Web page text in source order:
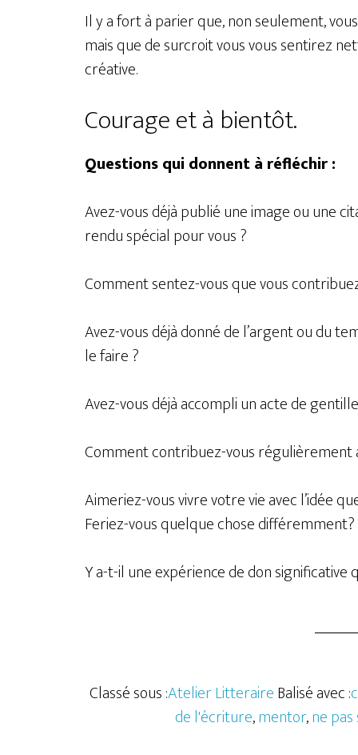
Il y a fort à parier que, non seulement,
mais que de surcroit vous vous sentirez
créative.
Courage et à bientôt.
Questions qui donnent à réfléchir :
Avez-vous déjà publié une image ou une
rendu spécial pour vous ?
Comment sentez-vous que vous
Avez-vous déjà donné de l’argent ou du
le faire ?
Avez-vous déjà accompli un acte de
Comment contribuez-vous régulièrement
Aimeriez-vous vivre votre vie avec l’idée
Feriez-vous quelque chose différemment?
Y a-t-il une expérience de don significative
Classé sous :Atelier LitteraireBalisé avec :
de l'écriture,mentor,ne